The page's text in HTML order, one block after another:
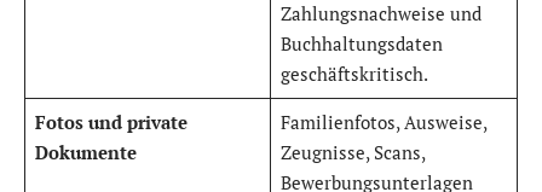
Zahlungsnachweise und
Buchhaltungsdaten
geschäftskritisch.
Fotos und private
Dokumente
Familienfotos, Ausweise,
Zeugnisse, Scans,
Bewerbungsunterlagen